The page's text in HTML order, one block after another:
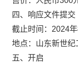
四、
响应文件提交
截止时间： 2024
地点：山东新世
五、 开启